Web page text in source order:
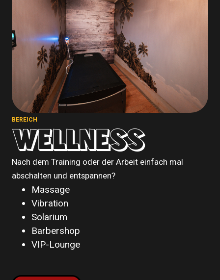
BEREICH
WELLNESS
Nach dem Training oder der Arbeit einfach mal
abschalten und entspannen?
Massage
Vibration
Solarium
Barbershop
VIP-Lounge